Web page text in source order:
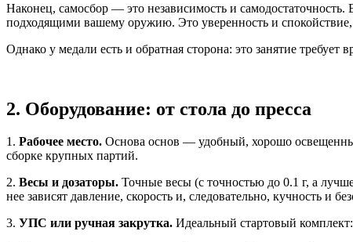
Наконец, самосбор — это независимость и
подходящими вашему оружию. Это уверенность и
Однако у медали есть и обратная сторона: это занятие
2. Оборудование: от стола до пресса
1. Рабочее место. Основа основ — удобный, хорошо
сборке крупных партий.
2. Весы и дозаторы. Точные весы (с точностью до 0.1 г, а
нее зависят давление, скорость и, следовательно, кучность и
3. УПС или ручная закрутка. Идеальный стартовый